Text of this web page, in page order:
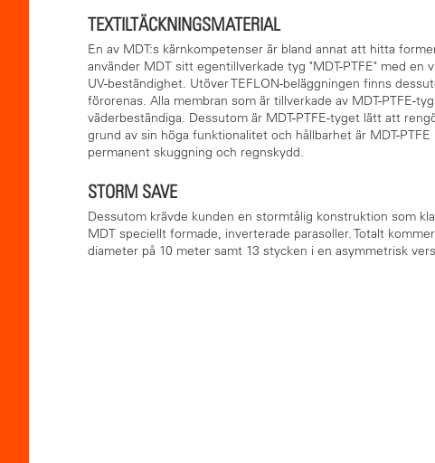
TEXTILTÄCKNINGSMATERIAL
En av MDT:s kärnkompetenser är bland annat att hitta
använder MDT sitt egentillverkade tyg "MDT-PTFE" med
UV-beständighet. Utöver TEFLON-beläggningen finns
förorenas. Alla membran som är tillverkade av MDT-PTFE-
väderbeständiga. Dessutom är MDT-PTFE-tyget lätt att
grund av sin höga funktionalitet och hållbarhet är MDT-
permanent skuggning och regnskydd.
STORM SAVE
Dessutom krävde kunden en stormtålig konstruktion som
MDT speciellt formade, inverterade parasoller. Totalt
diameter på 10 meter samt 13 stycken i en asymmetrisk